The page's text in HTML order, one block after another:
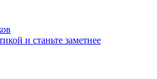
и станьте заметнее